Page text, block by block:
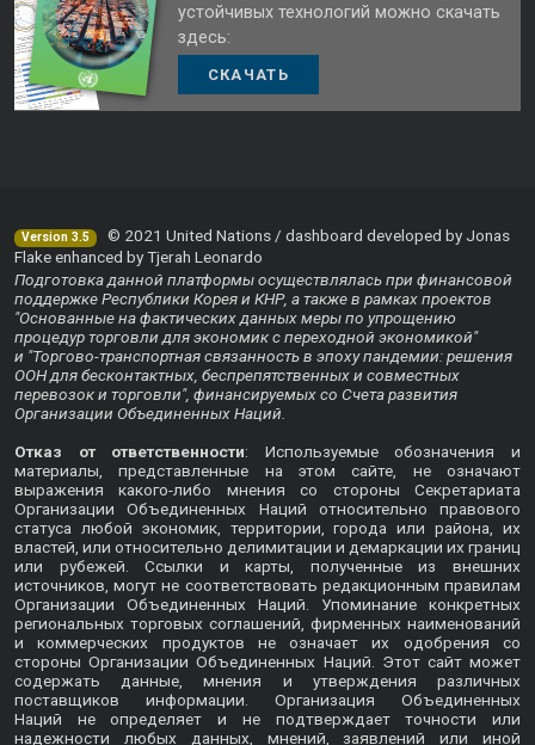
устойчивых технологий можно скачать
здесь:
СКАЧАТЬ
Version 3.5
© 2021 United Nations / dashboard developed by Jonas
Flake enhanced by Tjerah Leonardo
Подготовка данной платформы осуществлялась при финансовой
поддержке Республики Корея и КНР, а также в рамках проектов
"Основанные на фактических данных меры по упрощению
процедур торговли для экономик с переходной экономикой"
и "Торгово-транспортная связанность в эпоху пандемии: решения
ООН для бесконтактных, беспрепятственных и совместных
перевозок и торговли", финансируемых со Счета развития
Организации Объединенных Наций.
Отказ от ответственности: Используемые обозначения и
материалы, представленные на этом сайте, не означают
выражения какого-либо мнения со стороны Секретариата
Организации Объединенных Наций относительно правового
статуса любой экономик, территории, города или района, их
властей, или относительно делимитации и демаркации их границ
или рубежей. Ссылки и карты, полученные из внешних
источников, могут не соответствовать редакционным правилам
Организации Объединенных Наций. Упоминание конкретных
региональных торговых соглашений, фирменных наименований
и коммерческих продуктов не означает их одобрения со
стороны Организации Объединенных Наций. Этот сайт может
содержать данные, мнения и утверждения различных
поставщиков информации. Организация Объединенных
Наций не определяет и не подтверждает точности или
надежности любых данных, мнений, заявлений или иной